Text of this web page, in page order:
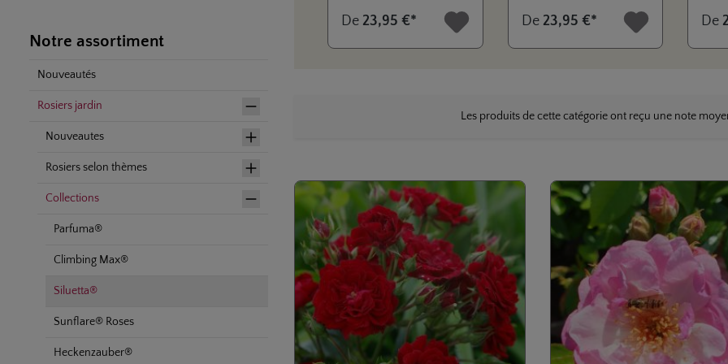
Notre assortiment
Nouveautés
Rosiers jardin
Nouveautes
Rosiers selon thèmes
Collections
Parfuma®
Climbing Max®
Siluetta®
Sunflare® Roses
Heckenzauber®
De 23,95 €*
Complement dans le
avec un parfum sensible.
De 23,95 €* De
Les produits de cette catégorie ont reçu une note